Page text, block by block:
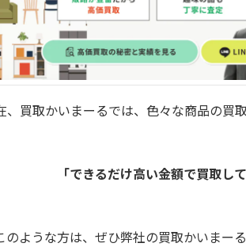
、買取かいまーるでは、色々な商品の買
「できるだけ高い金額で買取し
のような方は、ぜひ弊社の買取かいまー